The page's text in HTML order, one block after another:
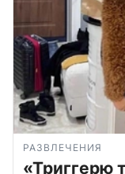
РАЗВЛЕЧЕНИЯ
«Триггерю